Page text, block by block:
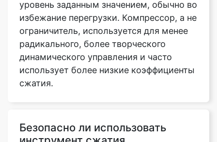
радикального, более творческого
динамического управления и часто
использует более низкие коэффициенты
сжатия.
Безопасно ли использовать
Да, предоставление нам доступа к